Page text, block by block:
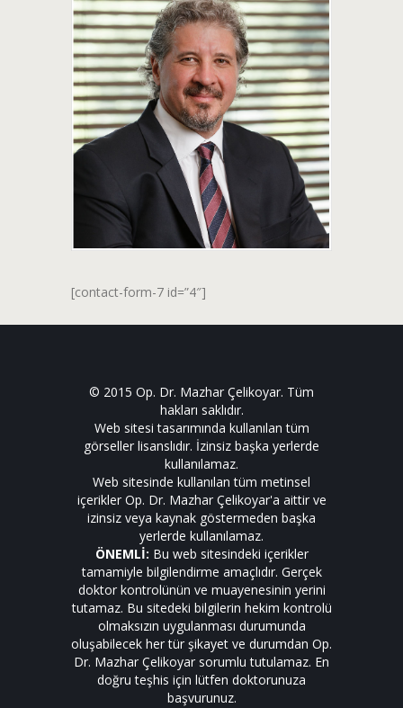
[contact-form-7 id=”4″]
© 2015 Op. Dr. Mazhar Çelikoyar. Tüm
hakları saklıdır.
Web sitesi tasarımında kullanılan tüm
görseller lisanslıdır. İzinsiz başka yerlerde
kullanılamaz.
Web sitesinde kullanılan tüm metinsel
içerikler Op. Dr. Mazhar Çelikoyar'a aittir ve
izinsiz veya kaynak göstermeden başka
yerlerde kullanılamaz.
ÖNEMLİ: Bu web sitesindeki içerikler
tamamiyle bilgilendirme amaçlıdır. Gerçek
doktor kontrolünün ve muayenesinin yerini
tutamaz. Bu sitedeki bilgilerin hekim kontrolü
olmaksızın uygulanması durumunda
oluşabilecek her tür şikayet ve durumdan Op.
Dr. Mazhar Çelikoyar sorumlu tutulamaz. En
doğru teşhis için lütfen doktorunuza
başvurunuz.